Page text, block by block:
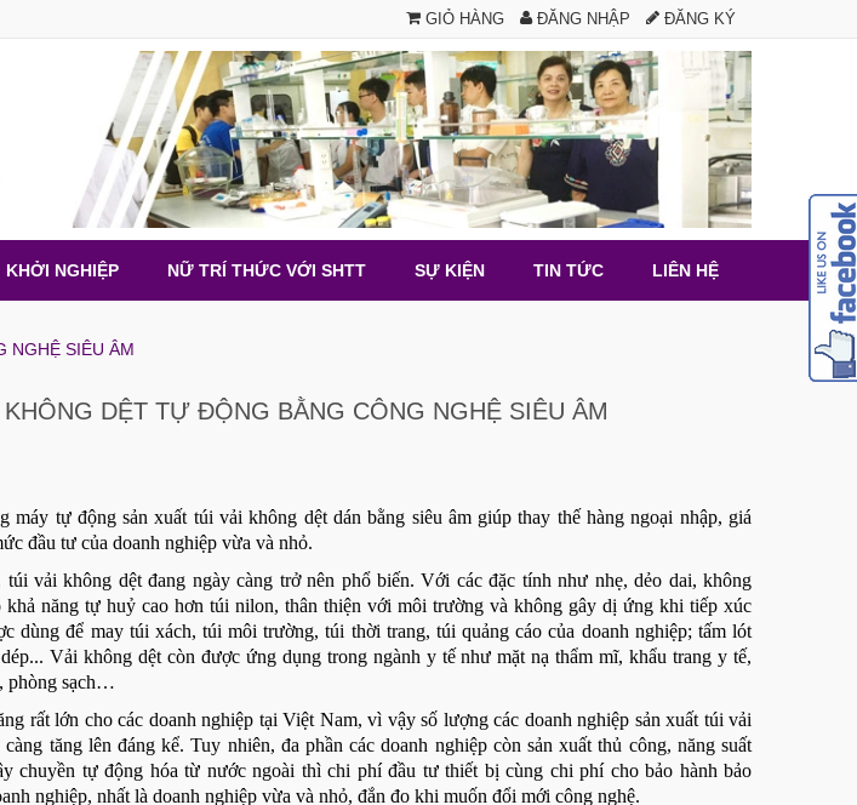
GIỎ HÀNG ĐĂNG NHẬP ĐĂNG KÝ
KHỞI NGHIỆP NỮ TRÍ THỨC VỚI SHTT SỰ KIỆN TIN TỨC LIÊN HỆ
NGHỆ SIÊU ÂM
DỆT TỰ ĐỘNG BẰNG CÔNG NGHỆ SIÊU ÂM
máy tự động sản xuất túi vải không dệt dán bằng siêu âm giúp thay thế hàng ngoại nhập, giá
đầu tư của doanh nghiệp vừa và nhỏ.
túi vải không dệt đang ngày càng trở nên phổ biến. Với các đặc tính như nhẹ, dẻo dai, không
khả năng tự huỷ cao hơn túi nilon, thân thiện với môi trường và không gây dị ứng khi tiếp xúc
dùng để may túi xách, túi môi trường, túi thời trang, túi quảng cáo của doanh nghiệp; tấm lót
Vải không dệt còn được ứng dụng trong ngành y tế như mặt nạ thẩm mĩ, khẩu trang y tế,
phòng sạch…
rất lớn cho các doanh nghiệp tại Việt Nam, vì vậy số lượng các doanh nghiệp sản xuất túi vải
tăng lên đáng kể. Tuy nhiên, đa phần các doanh nghiệp còn sản xuất thủ công, năng suất
chuyền tự động hóa từ nước ngoài thì chi phí đầu tư thiết bị cùng chi phí cho bảo hành bảo
nghiệp, nhất là doanh nghiệp vừa và nhỏ, đắn đo khi muốn đổi mới công nghệ.